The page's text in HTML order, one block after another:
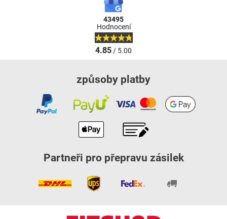
43495
Hodnocení
4.85/ 5.00
způsoby platby
Partneři pro přepravu zásilek